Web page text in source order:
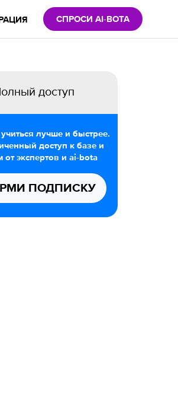
СПРОСИ AI-BOTA
доступ
лучше и быстрее.
доступ к базе и
от экспертов и ai-bota
ПОДПИСКУ